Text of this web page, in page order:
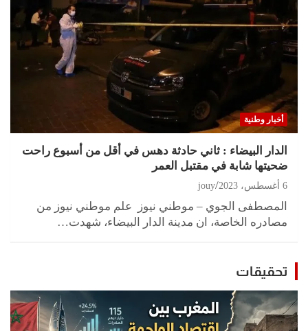
أخبار وطنية
الدار البيضاء : ثاني حادثة دهس في أقل من أسبوع راحت
ضحيتها شابة في مقتبل العمر
6 أغسطس، 2023 jouy
المصطفى الجوي – موطني نيوز علم موطني نيوز من
مصادره الخاصة، ان مدينة الدار البيضاء، شهدت…
تحقيقات